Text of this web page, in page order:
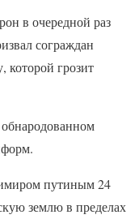
в очередной раз
сограждан
которой грозит
путиным 24
землю в пределах